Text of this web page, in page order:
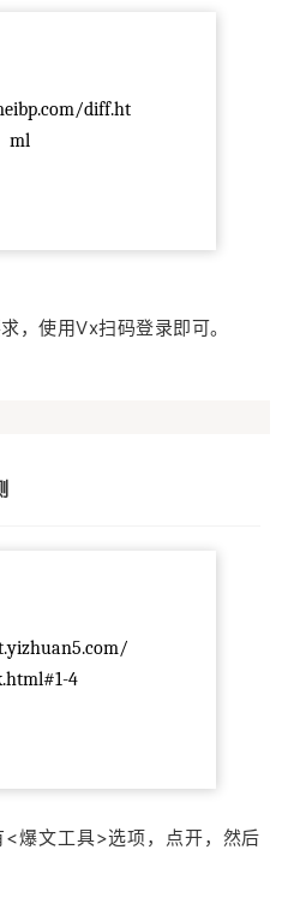
diff.ht
ml
，使用Vx扫码登录即可。
4
爆文工具>选项，点开，然后